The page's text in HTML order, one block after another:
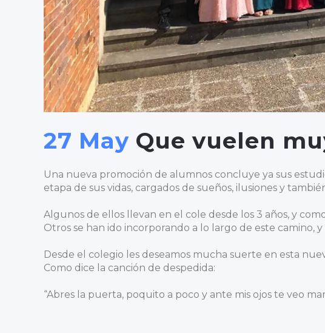
27 May Que vuelen
Una nueva promoción de alumnos concluye ya sus
etapa de sus vidas, cargados de sueños, ilusiones y
Algunos de ellos llevan en el cole desde los 3 años, y
Otros se han ido incorporando a lo largo de este
Desde el colegio les deseamos mucha suerte en esta
Como dice la canción de despedida:
“Abres la puerta, poquito a poco y ante mis ojos te veo